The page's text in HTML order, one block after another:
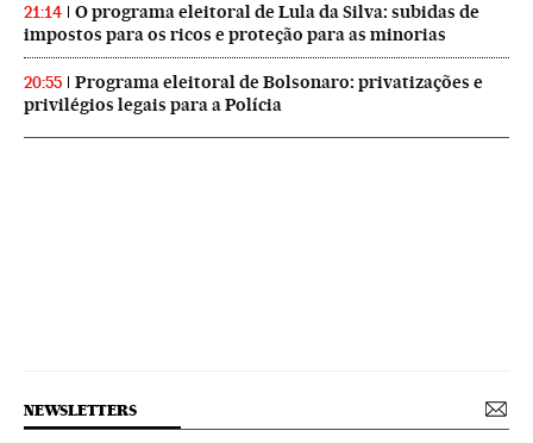
21:14
O programa eleitoral de Lula da Silva: subidas de
impostos para os ricos e proteção para as minorias
20:55
Programa eleitoral de Bolsonaro: privatizações e
privilégios legais para a Polícia
NEWSLETTERS